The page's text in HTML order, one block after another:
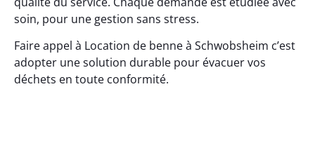
soin, pour une gestion sans stress.
Faire appel à Location de benne à Schwobsheim c’est
adopter une solution durable pour évacuer vos
déchets en toute conformité.